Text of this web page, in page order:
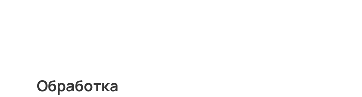
Обработка